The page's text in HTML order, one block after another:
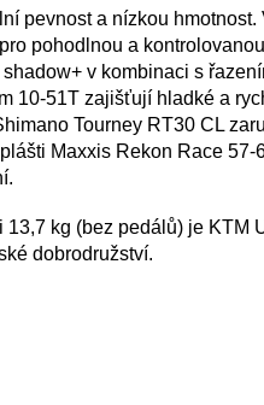
pevnost a nízkou
pohodlnou a
v kombinaci s
10-51T zajišťují hladké a
Tourney RT30 CL
Maxxis Rekon Race 57-
kg (bez pedálů) je KTM
dobrodružství.